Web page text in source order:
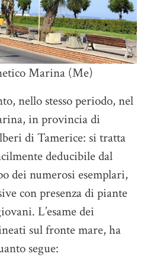
Marina (Me)
nello stesso periodo, nel
in provincia di
di Tamerice: si tratta
deducibile dal
dei numerosi esemplari,
con presenza di piante
L’esame dei
sul fronte mare, ha
segue: